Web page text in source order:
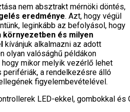
nem absztrakt mérnöki döntés,
eredménye. Azt, hogy végül
leginkább az befolyásol, hogy
környezetben és milyen
kívánjuk alkalmazni az adott
olyan valósághű példákon
mikor melyik vezérlő lehet
a rendelkezésre álló
figyelembevételével.